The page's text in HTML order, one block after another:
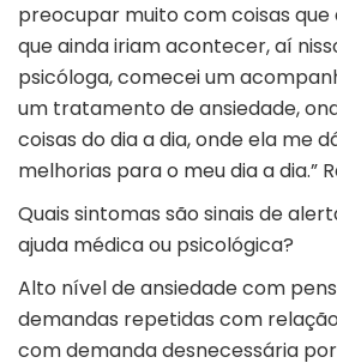
preocupar muito com coisas
que ainda iriam acontecer, aí
psicóloga, comecei um
um tratamento de ansiedade,
coisas do dia a dia, onde ela me
melhorias para o meu dia a dia.”
Quais sintomas são sinais de
ajuda médica ou psicológica?
Alto nível de ansiedade com
demandas repetidas com
com demanda desnecessária